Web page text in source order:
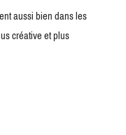
aussi bien dans les
créative et plus